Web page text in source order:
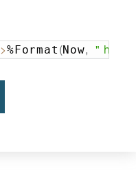
>%Format (Now, "
Copy